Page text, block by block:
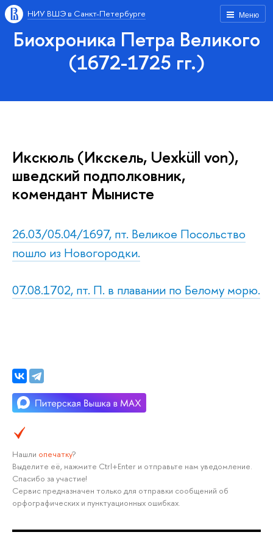
Меню
НИУ ВШЭ в Санкт-Петербурге
Биохроника Петра Великого
(1672-1725 гг.)
Икскюль (Икскель, Uexküll von),
шведский подполковник,
комендант Мынисте
26.03/05.04/1697, пт. Великое Посольство
пошло из Новогородки.
07.08.1702, пт. П. в плавании по Белому морю.
Нашли опечатку?
Выделите её, нажмите Ctrl+Enter и отправьте нам уведомление.
Спасибо за участие!
Сервис предназначен только для отправки сообщений об
орфографических и пунктуационных ошибках.